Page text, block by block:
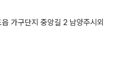
가구단지 중앙길 2 남양주시외